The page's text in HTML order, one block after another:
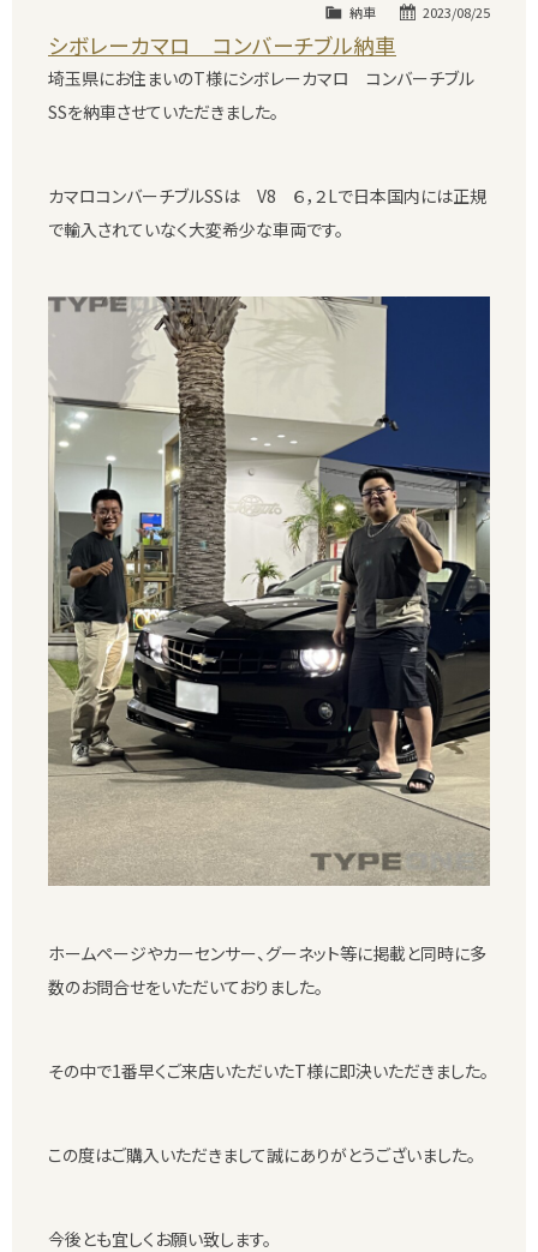
2023/08/25
納車
シボレーカマロ コンバーチブル納車
埼玉県にお住まいのT様にシボレーカマロ コンバーチブル
SSを納車させていただきました。
カマロコンバーチブルSSは V8 ６，２Lで日本国内には正規
で輸入されていなく大変希少な車両です。
ホームページやカーセンサー、グーネット等に掲載と同時に多
数のお問合せをいただいておりました。
その中で1番早くご来店いただいたT様に即決いただきました。
この度はご購入いただきまして誠にありがとうございました。
今後とも宜しくお願い致します。